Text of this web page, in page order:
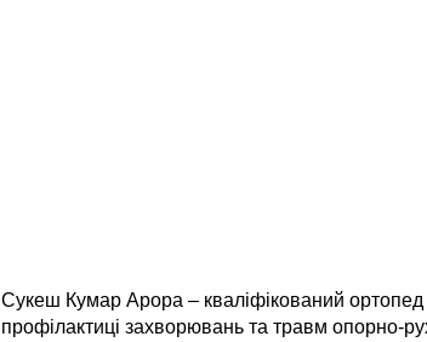
Сукеш Кумар Арора – кваліфікований ортопед з
профілактиці захворювань та травм опорно-